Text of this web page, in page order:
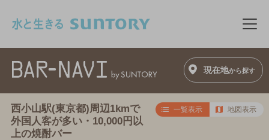
メ
現在地から探す
西小山駅(東京都)周辺1kmで
外国人客が多い・10,000円以
上の焼酎バー
一覧表示 地図表示